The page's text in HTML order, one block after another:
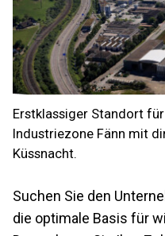
Erstklassiger Standort
Industriezone Fänn mit
Küssnacht.
Suchen Sie den
die optimale Basis für